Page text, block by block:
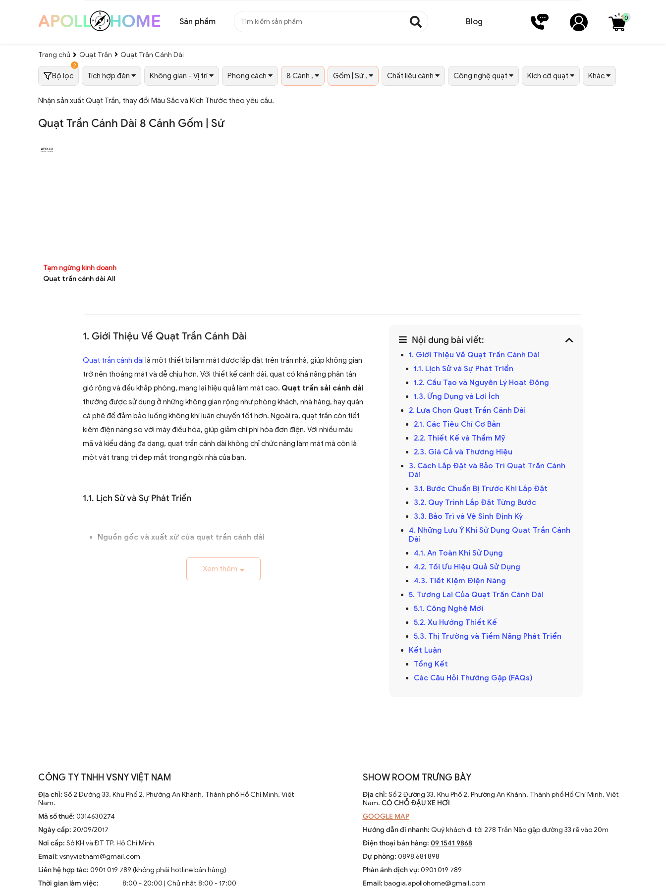
Sản phẩm Blog 0
Trang chủ Quạt Trần Quạt Trần Cánh Dài
Bộ lọc
2
Tích hợp đèn Không gian - Vị trí Phong cách 8 Cánh , Gốm | Sứ , Chất liệu cánh Công nghệ quạt Kích cỡ quạt Khác
Nhận sản xuất Quạt Trần, thay đổi Màu Sắc và Kích Thước theo yêu cầu.
Quạt Trần Cánh Dài 8 Cánh Gốm | Sứ
Tạm ngừng kinh doanh
Quạt trần cánh dài All
1. Giới Thiệu Về Quạt Trần Cánh Dài
Quạt trần cánh dài là một thiết bị làm mát được lắp đặt trên trần nhà, giúp không gian
trở nên thoáng mát và dễ chịu hơn. Với thiết kế cánh dài, quạt có khả năng phân tán
gió rộng và đều khắp phòng, mang lại hiệu quả làm mát cao. Quạt trần sải cánh dài
thường được sử dụng ở những không gian rộng như phòng khách, nhà hàng, hay quán
cà phê để đảm bảo luồng không khí luân chuyển tốt hơn. Ngoài ra, quạt trần còn tiết
kiệm điện năng so với máy điều hòa, giúp giảm chi phí hóa đơn điện. Với nhiều mẫu
mã và kiểu dáng đa dạng, quạt trần cánh dài không chỉ chức năng làm mát mà còn là
một vật trang trí đẹp mắt trong ngôi nhà của bạn.
1.1. Lịch Sử và Sự Phát Triển
Nguồn gốc và xuất xứ của quạt trần cánh dài
quả ở các khu vực nhiệt đới. Ban đầu được làm thủ công và chạy bằng điện
từ pin, chúng nhanh chóng phát triển với sự tiến bộ của công nghệ điện.
trang trí sang trọng cho mọi không gian sống. Chúng kết hợp công nghệ
tiên tiến như điều khiển từ xa, đèn LED và tích hợp với hệ thống nhà thông
1.2. Cấu Tạo và Nguyên Lý Hoạt Động
Xem thêm
Nội dung bài viết:
1. Giới Thiệu Về Quạt Trần Cánh Dài
1.1. Lịch Sử và Sự Phát Triển
1.2. Cấu Tạo và Nguyên Lý Hoạt Động
1.3. Ứng Dụng và Lợi Ích
2. Lựa Chọn Quạt Trần Cánh Dài
2.1. Các Tiêu Chí Cơ Bản
2.2. Thiết Kế và Thẩm Mỹ
2.3. Giá Cả và Thương Hiệu
3. Cách Lắp Đặt và Bảo Trì Quạt Trần Cánh
Dài
3.1. Bước Chuẩn Bị Trước Khi Lắp Đặt
3.2. Quy Trình Lắp Đặt Từng Bước
3.3. Bảo Trì và Vệ Sinh Định Kỳ
4. Những Lưu Ý Khi Sử Dụng Quạt Trần Cánh
Dài
4.1. An Toàn Khi Sử Dụng
4.2. Tối Ưu Hiệu Quả Sử Dụng
4.3. Tiết Kiệm Điện Năng
5. Tương Lai Của Quạt Trần Cánh Dài
5.1. Công Nghệ Mới
5.2. Xu Hướng Thiết Kế
5.3. Thị Trường và Tiềm Năng Phát Triển
Kết Luận
Tổng Kết
Các Câu Hỏi Thường Gặp (FAQs)
CÔNG TY TNHH VSNY VIỆT NAM
Địa chỉ: Số 2 Đường 33, Khu Phố 2, Phường An Khánh, Thành phố Hồ Chí Minh, Việt
Nam.
Mã số thuế: 0314630274
Ngày cấp: 20/09/2017
Nơi cấp: Sở KH và ĐT TP. Hồ Chí Minh
Email: vsnyvietnam@gmail.com
Liên hệ hợp tác: 0901 019 789 (không phải hotline bán hàng)
Thời gian làm việc:
8:00 - 20:00 | Chủ nhật 8:00 - 17:00
SHOW ROOM TRƯNG BÀY
Địa chỉ: Số 2 Đường 33, Khu Phố 2, Phường An Khánh, Thành phố Hồ Chí Minh, Việt
Nam. CÓ CHỖ ĐẬU XE HƠI
GOOGLE MAP
Hướng dẫn đi nhanh: Quý khách đi tới 278 Trần Não gặp đường 33 rẽ vào 20m
Điện thoại bán hàng: 09 1541 9868
Dự phòng: 0898 681 898
Phản ánh dịch vụ: 0901 019 789
Email: baogia.apollohome@gmail.com